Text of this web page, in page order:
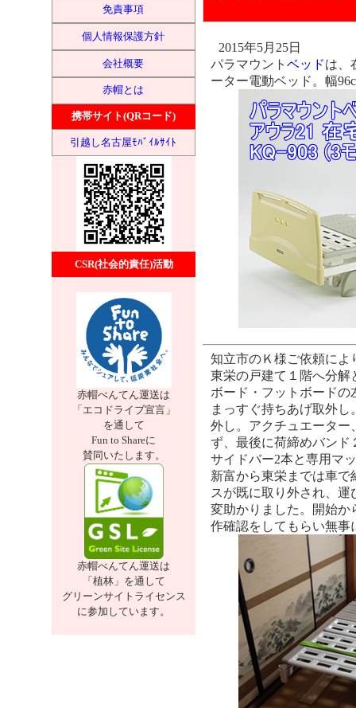
免責事項
個人情報保護方針
会社概要
赤帽とは
携帯サイト(QRコード)
引越し名古屋ﾓﾊﾞｲﾙｻｲﾄ
CSR(社会的責任)活動
赤帽べんてん運送は
「エコドライブ宣言」
を通して
Fun to Shareに
賛同いたします。
赤帽べんてん運送は
「植林」を通して
グリーンサイトライセンス
に参加しています。
2015年5月25日
パラマウントベッドは、
ーター電動ベッド。幅
知立市のＫ様ご依頼によ
東栄の戸建て１階へ分解
ボード・フットボード
まっすぐ持ちあげ取外
外し。アクチュエーター
ず、最後に荷締めバンド
サイドバー2本と専用マ
新富から東栄までは車で
スが既に取り外され、
変助かりました。開始か
作確認をしてもらい無事